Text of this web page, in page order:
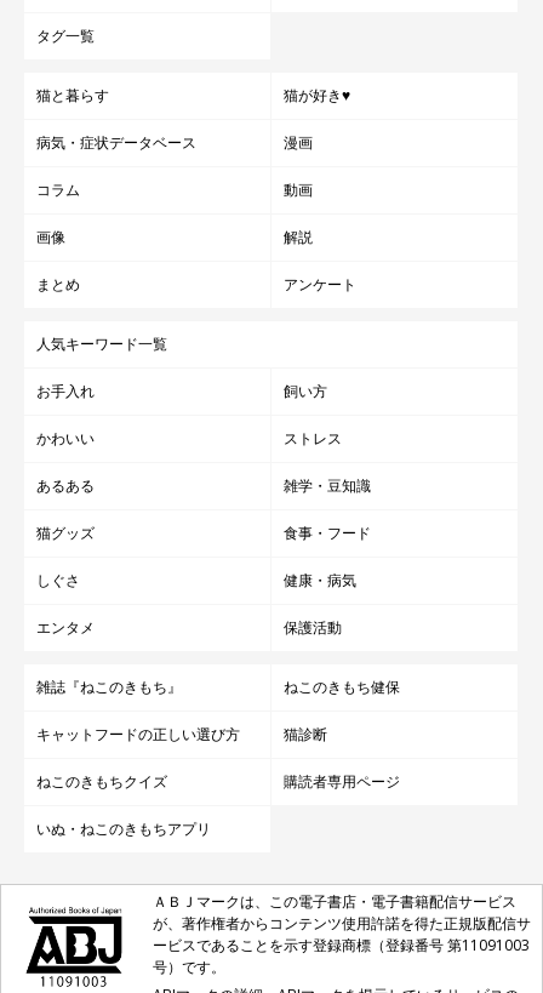
※写真はスマホアプリ「いぬ・ねこのきもち」で投稿されたもの
※記事と写真に関連性はありませんので予めご了承ください。
タグ一覧
猫と暮らす 猫が好き♥
病気・症状データベース 漫画
コラム 動画
画像 解説
まとめ アンケート
人気キーワード一覧
お手入れ 飼い方
かわいい ストレス
あるある 雑学・豆知識
猫グッズ 食事・フード
しぐさ 健康・病気
エンタメ 保護活動
雑誌『ねこのきもち』 ねこのきもち健保
キャットフードの正しい選び方 猫診断
ねこのきもちクイズ 購読者専用ページ
いぬ・ねこのきもちアプリ
ＡＢＪマークは、この電子書店・電子書籍配信サービス
が、著作権者からコンテンツ使用許諾を得た正規版配信サ
ービスであることを示す登録商標（登録番号 第11091003
号）です。